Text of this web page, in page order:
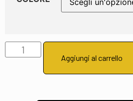
Aggiungi al carrello